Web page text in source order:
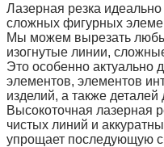
Лазерная резка
сложных фигурных
Мы можем вырезать
изогнутые линии,
Это особенно актуально
элементов, элементов
изделий, а также
Высокоточная лазерная
чистых линий и
упрощает последующую